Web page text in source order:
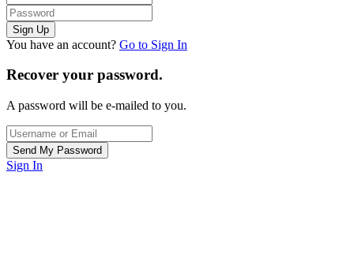
You have an account? Go to Sign In
Recover your password.
A password will be e-mailed to you.
Sign In